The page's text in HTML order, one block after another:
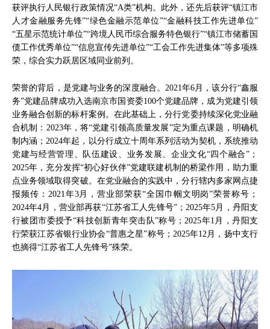
获评执行人民银行政策情况“A类”机构。此外，还先后获评“镇江市
人才金融服务先锋”“绿色金融示范单位”“金融科技工作先进单位”
“五星示范统计单位”“跨境人民币综合服务特色银行”“镇江市储蓄国
债工作优秀单位”“信息宣传先进单位”“工会工作先进集体”等多项殊
荣，综合实力跃居区域同业前列。
荣誉的背后，是党建与业务的深度融合。2021年6月，该分行“鑫服
务”党建品牌成功入选南京市国资委100个党建品牌，成为党建引领
业务融合创新的标杆案例。在此基础上，分行党委持续深化党业融
合机制：2023年，将“党建引领高质量发展”定为重点课题，明确机
制内涵；2024年起，以分行成立十周年系列活动为契机，系统推动
党建与经营管理、队伍建设、业务发展、企业文化“四个融合”；
2025年，充分发挥“初心好伙伴”党建联建机制的桥梁作用，助力重
点业务领域取得突破。在党业融合的实践中，分行辖内多家网点捷
报频传：2021年3月，营业部荣获“全国巾帼文明岗”荣誉称号；
2024年4月，营业部再获“江苏省工人先锋号”；2025年5月，丹阳支
行被团市委授予“科技创新青年突击队”称号；2025年1月，丹阳支
行荣获江苏省银行业协会“普惠之星”称号；2025年12月，扬中支行
也摘得“江苏省工人先锋号”殊荣。